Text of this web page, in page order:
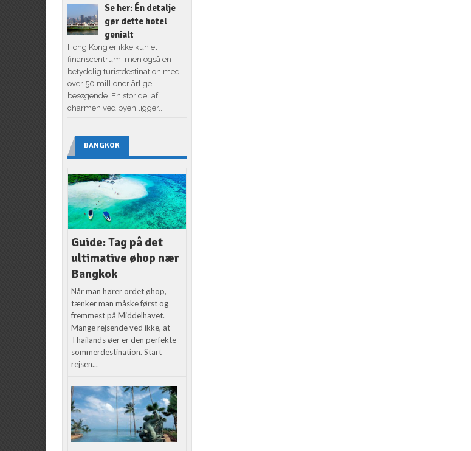
Se her: Én detalje
gør dette hotel
genialt
Hong Kong er ikke kun et
finanscentrum, men også en
betydelig turistdestination med
over 50 millioner årlige
besøgende. En stor del af
charmen ved byen ligger...
BANGKOK
Guide: Tag på det
ultimative øhop nær
Bangkok
Når man hører ordet øhop,
tænker man måske først og
fremmest på Middelhavet.
Mange rejsende ved ikke, at
Thailands øer er den perfekte
sommerdestination. Start
rejsen...